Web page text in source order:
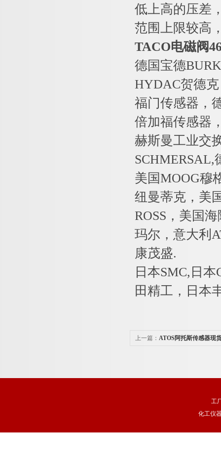
低上高的压差
范围上限较高
TACO电磁阀
德国宝德
HYDAC贺德
福门传感器，
倍加福传感器
赫斯曼工业交
SCHMERSAL,
美国MOOG穆
纽曼蒂克，美
ROSS，美国
玛尔，意大利
康茂盛.
日本SMC,日
田精工，日本
上一篇： ATOS阿托斯传感器现
工
化工仪